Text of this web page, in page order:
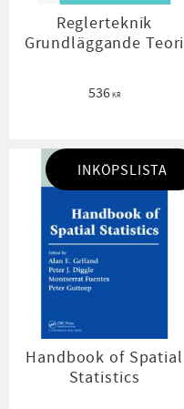
Reglerteknik
Grundläggande Teori
536KR
Handbook of Spatial
Statistics
INKÖPSLISTA